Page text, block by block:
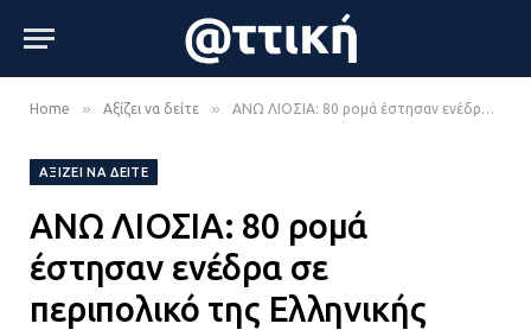
Home » Αξίζει να δείτε » ΑΝΩ ΛΙΟΣΙΑ: 80 ρομά έστησαν ενέδρα σε περιπολικό της Ελληνικής Αστυνομίας
ΑΞΊΖΕΙ ΝΑ ΔΕΊΤΕ
ΑΝΩ ΛΙΟΣΙΑ: 80 ρομά
έστησαν ενέδρα σε
περιπολικό της Ελληνικής